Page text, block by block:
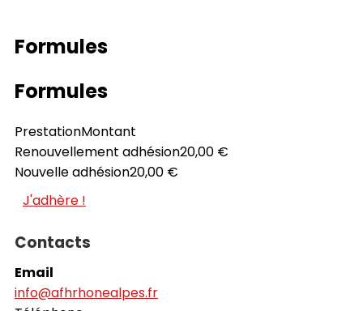
Formules
Formules
PrestationMontant
Renouvellement adhésion20,00 €
Nouvelle adhésion20,00 €
J'adhère !
Contacts
Email
info@afhrhonealpes.fr